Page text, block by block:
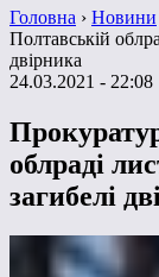
Головна › Новини
Полтавській
двірника
24.03.2021 - 22:08
облраді
загибелі